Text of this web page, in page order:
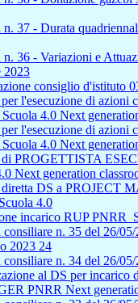
n. 37 - Durata
n. 36 - Variazioni e
2023
consiglio d'istituto
l'esecuzione di azioni
4.0 Next
l'esecuzione di azioni
4.0 Next
di PROGETTISTA
Next generation
DS a PROJECT
4.0
incarico RUP
consiliare n. 35 del 26/
2023 24
consiliare n. 34 del 26/05/
al DS per incarico
PNRR Next